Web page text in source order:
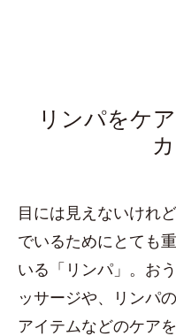
リンパをケ
目には見えないけれ
でいるためにとても
いる「リンパ」。お
ッサージや、リンパ
アイテムなどのケア